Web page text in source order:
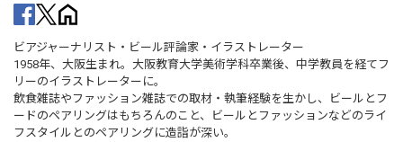
ビアジャーナリスト・ビール評論家・イラストレーター
1958年、大阪生まれ。大阪教育大学美術学科卒業後、中学教員を経てフ
リーのイラストレーターに。
飲食雑誌やファッション雑誌での取材・執筆経験を生かし、ビールとフ
ードのペアリングはもちろんのこと、ビールとファッションなどのライ
フスタイルとのペアリングに造詣が深い。